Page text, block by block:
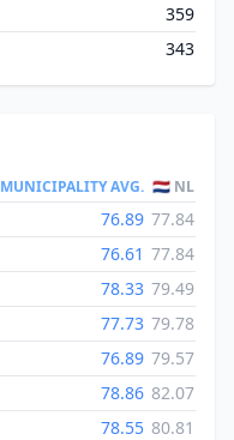
359
343
MUNICIPALITY AVG. 🇳🇱 NL
76.89 77.84
76.61 77.84
78.33 79.49
77.73 79.78
76.89 79.57
78.86 82.07
78.55 80.81